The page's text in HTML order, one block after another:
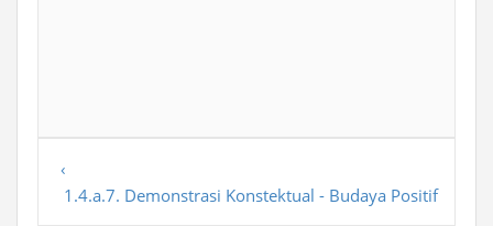
‹
1.4.a.7. Demonstrasi Konstektual - Budaya Positif